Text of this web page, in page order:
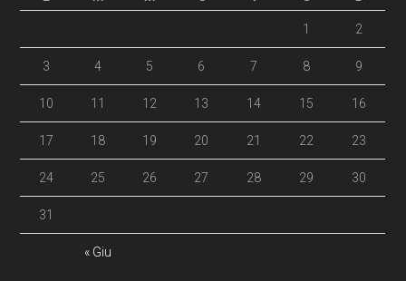
« Giu
1 2
3 4 5 6 7 8 9
10 11 12 13 14 15 16
17 18 19 20 21 22 23
24 25 26 27 28 29 30
31